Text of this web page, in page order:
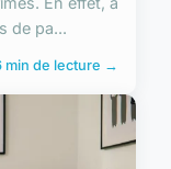
de pa...
min de lecture →